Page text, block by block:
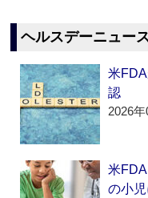
ヘルスデーニュー
米
認
2026
米
の小